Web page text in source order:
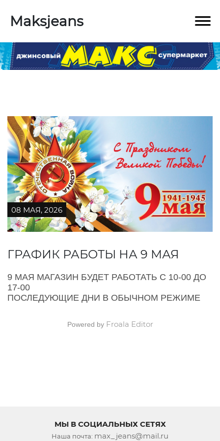
Maksjeans
08 МАЯ, 2026
ГРАФИК РАБОТЫ НА 9 МАЯ
9 МАЯ МАГАЗИН БУДЕТ РАБОТАТЬ С 10-00 ДО
17-00
ПОСЛЕДУЮЩИЕ ДНИ В ОБЫЧНОМ РЕЖИМЕ
Powered by Froala Editor
МЫ В СОЦИАЛЬНЫХ СЕТЯХ
Наша почта: max_jeans@mail.ru